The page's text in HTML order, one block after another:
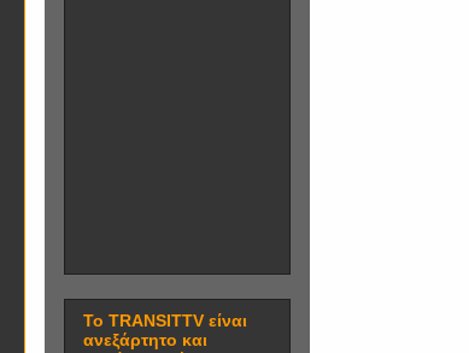
Το TRANSITTV είναι
ανεξάρτητο και